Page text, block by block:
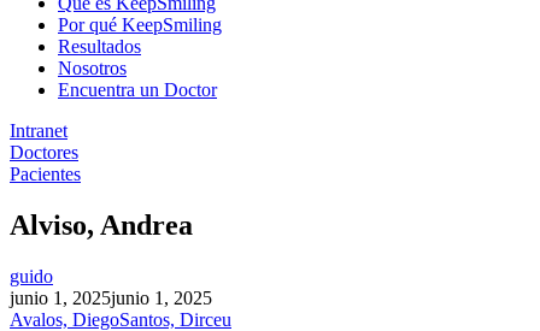
Por qué KeepSmiling
Resultados
Nosotros
Encuentra un Doctor
Intranet
Doctores
Pacientes
Alviso, Andrea
guido
junio 1, 2025junio 1, 2025
Avalos, DiegoSantos, Dirceu